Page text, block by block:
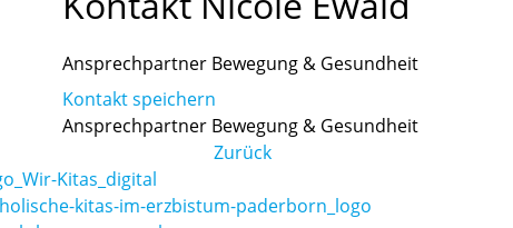
Ansprechpartner Bewegung & Gesundheit
Kontakt speichern
Ansprechpartner Bewegung & Gesundheit
Zurück